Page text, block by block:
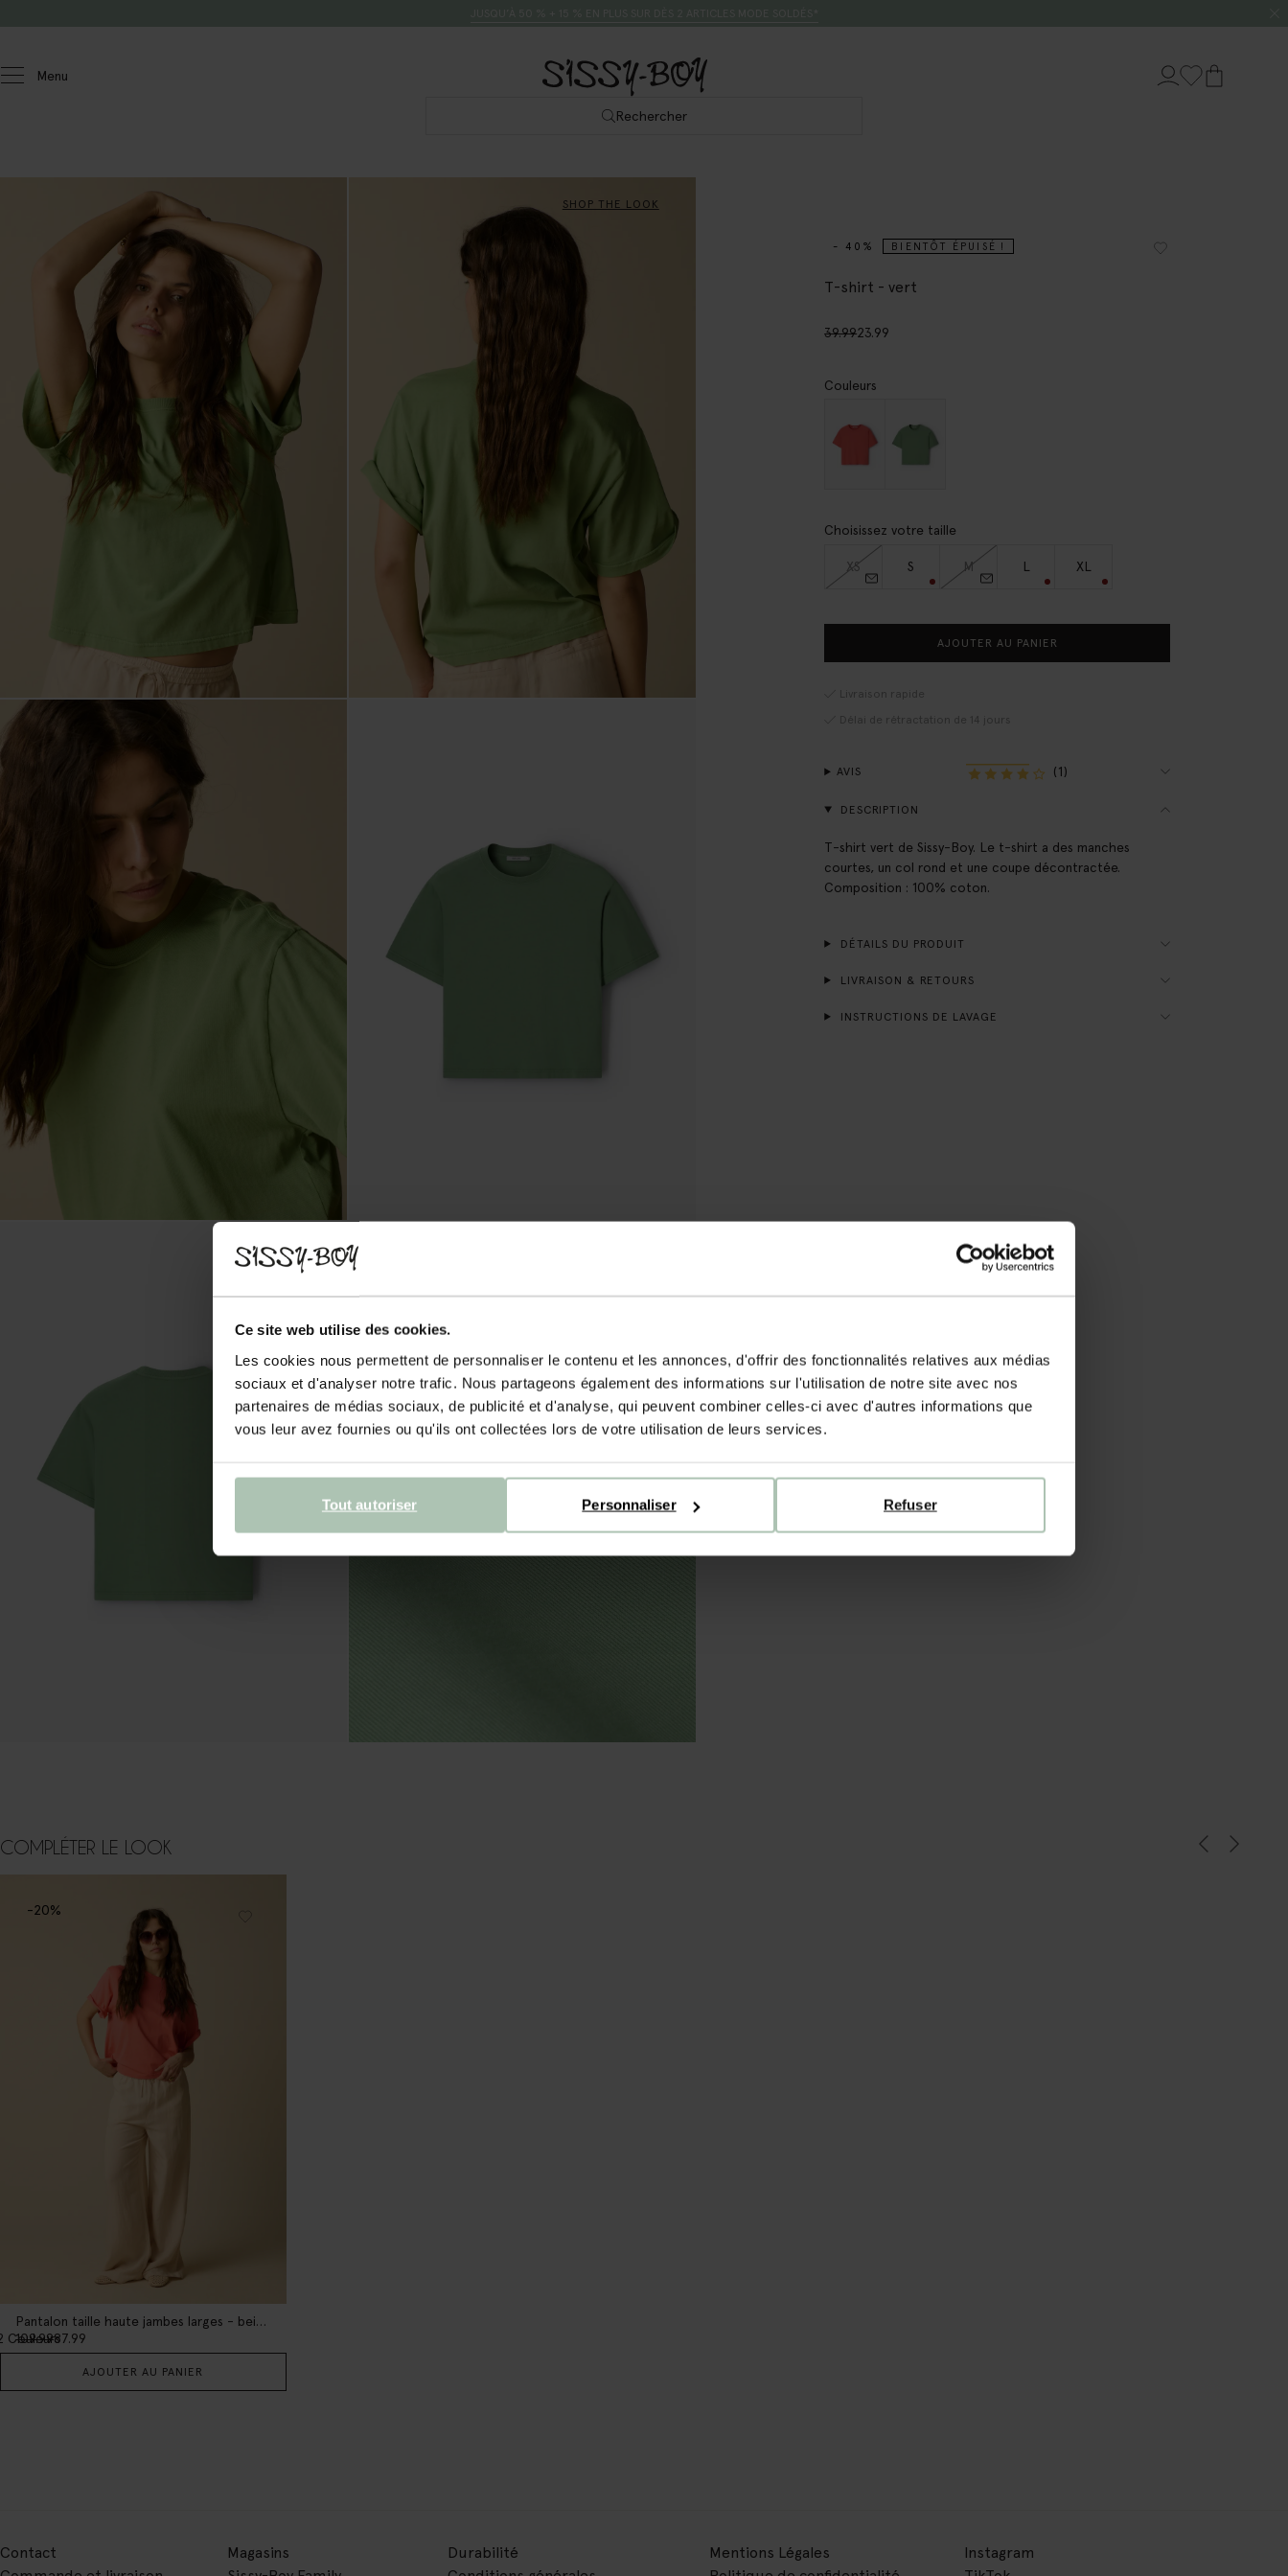
Ce site web utilise des cookies.
Les cookies nous permettent de personnaliser le contenu et les annonces, d'offrir des fonctionnalités relatives aux médias
sociaux et d'analyser notre trafic. Nous partageons également des informations sur l'utilisation de notre site avec nos
partenaires de médias sociaux, de publicité et d'analyse, qui peuvent combiner celles-ci avec d'autres informations que
vous leur avez fournies ou qu'ils ont collectées lors de votre utilisation de leurs services.
Refuser
Personnaliser
Tout autoriser
Menu
Rechercher
SHOP THE LOOK
- 40% BIENTÔT ÉPUISÉ !
T-shirt - vert
39.9923.99
Couleurs
Choisissez votre taille
XS S M L XL
AJOUTER AU PANIER
Livraison rapide
Délai de rétractation de 14 jours
AVIS (1)
DESCRIPTION
T-shirt vert de Sissy-Boy. Le t-shirt a des manches
courtes, un col rond et une coupe décontractée.
Composition : 100% coton.
DÉTAILS DU PRODUIT
LIVRAISON & RETOURS
INSTRUCTIONS DE LAVAGE
COMPLÉTER LE LOOK
Pantalon taille haute jambes larges - beige
109.9987.99
-20%
Couleurs
AJOUTER AU PANIER
Contact
Magasins
Durabilité
Mentions Légales
Instagram